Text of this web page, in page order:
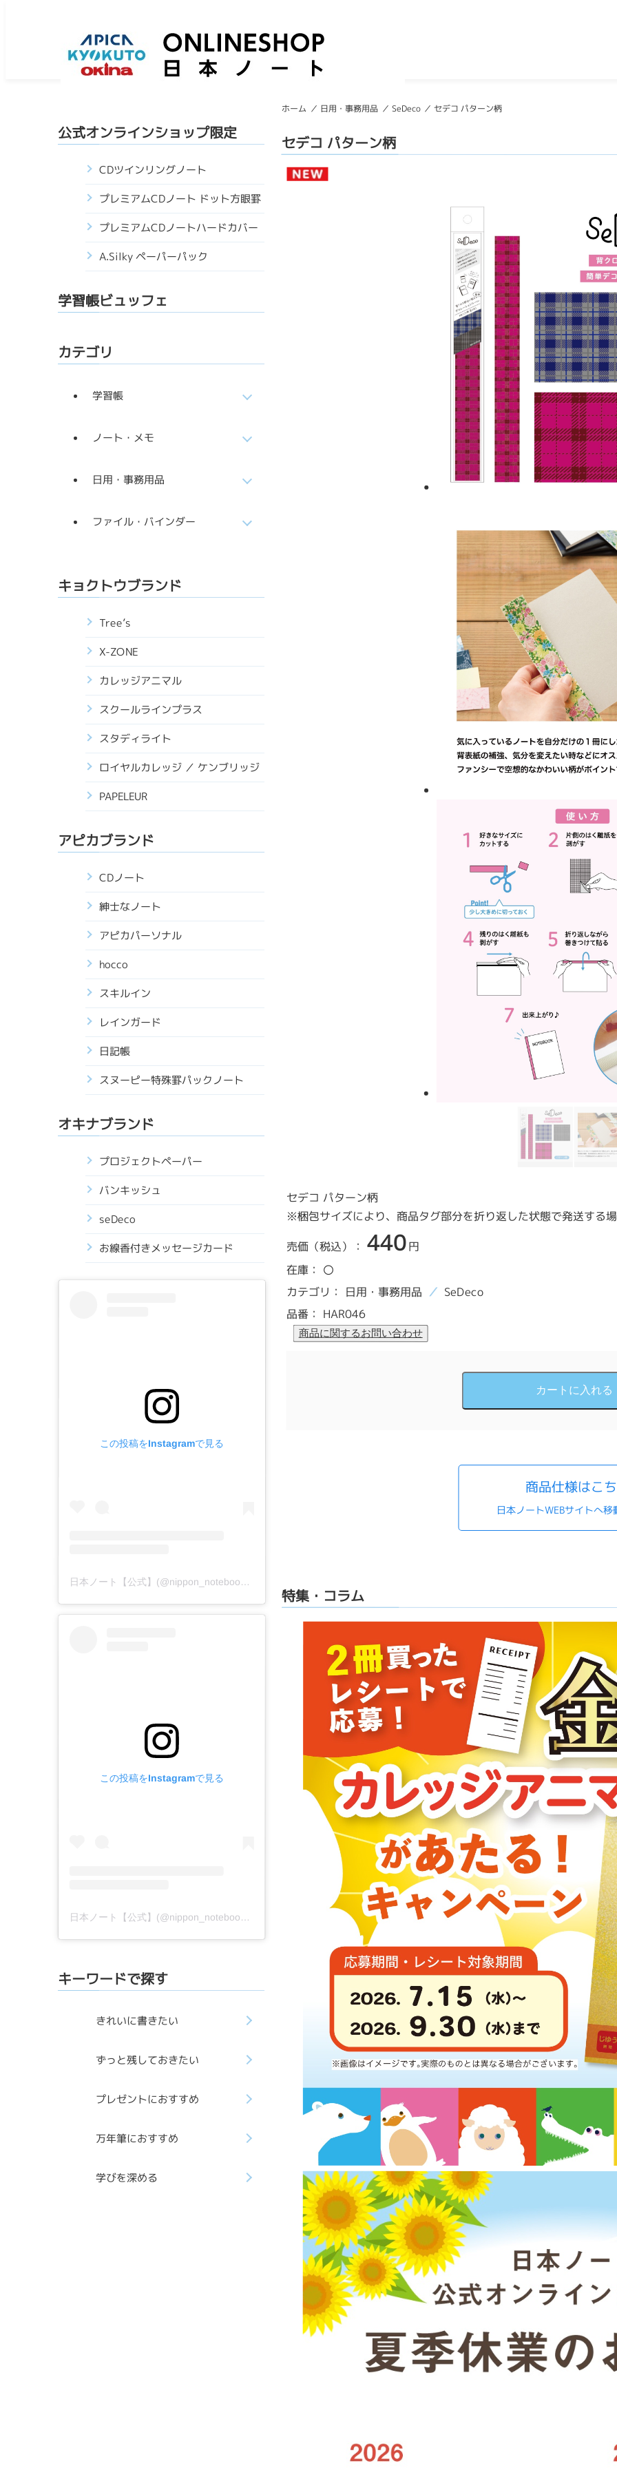
ホーム 日用・事務用品 SeDeco セデコ パターン柄
セデコ パターン柄
セデコ パターン柄
※梱包サイズにより、商品タグ部分を折り返した状態で発送する
売価（税込）： 440円
在庫： 〇
カテゴリ： 日用・事務用品 SeDeco
品番： HAR046
商品仕様はこ
日本ノートWEBサイトへ移
特集・コラム
公式オンラインショップ限定
CDツインリングノート
プレミアムCDノート ドット方眼罫
プレミアムCDノートハードカバー
A.Silky ペーパーパック
学習帳ビュッフェ
カテゴリ
学習帳
ノート・メモ
日用・事務用品
ファイル・バインダー
キョクトウブランド
Tree’s
X-ZONE
カレッジアニマル
スクールラインプラス
スタディライト
ロイヤルカレッジ ／ ケンブリッジ
PAPELEUR
アピカブランド
CDノート
紳士なノート
アピカパーソナル
hocco
スキルイン
レインガード
日記帳
スヌーピー特殊罫パックノート
オキナブランド
プロジェクトペーパー
バンキッシュ
seDeco
お線香付きメッセージカード
この投稿をInstagramで見る
日本ノート【公式】(@nippon_notebook_mj)がシェアした投稿
この投稿をInstagramで見る
日本ノート【公式】(@nippon_notebook_mj)がシェアした投稿
キーワードで探す
きれいに書きたい
ずっと残しておきたい
プレゼントにおすすめ
万年筆におすすめ
学びを深める